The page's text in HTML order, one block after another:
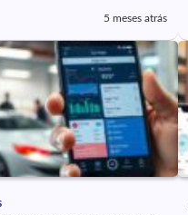
5 meses atrás